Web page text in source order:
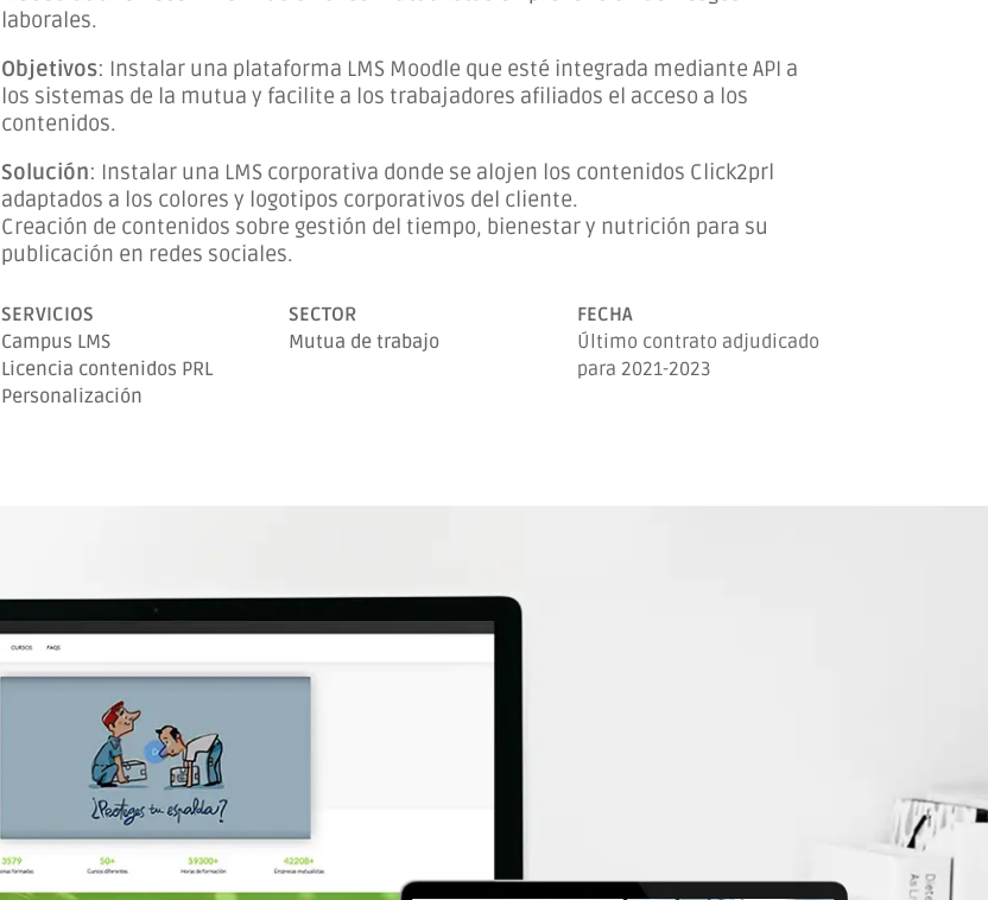
laborales.
Objetivos: Instalar una plataforma LMS Moodle que esté integrada mediante API a
los sistemas de la mutua y facilite a los trabajadores afiliados el acceso a los
contenidos.
Solución: Instalar una LMS corporativa donde se alojen los contenidos Click2prl
adaptados a los colores y logotipos corporativos del cliente.
Creación de contenidos sobre gestión del tiempo, bienestar y nutrición para su
publicación en redes sociales.
SERVICIOS
Campus LMS
Licencia contenidos PRL
Personalización
SECTOR
Mutua de trabajo
FECHA
Último contrato adjudicado
para 2021-2023